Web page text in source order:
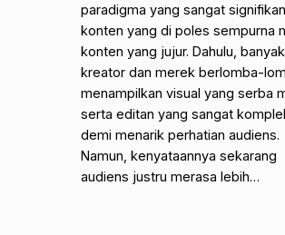
paradigma yang sangat
konten yang di poles sempurna
konten yang jujur. Dahulu, banyak
kreator dan merek berlomba-
menampilkan visual yang serba
serta editan yang sangat
demi menarik perhatian audiens.
Namun, kenyataannya sekarang
audiens justru merasa lebih…